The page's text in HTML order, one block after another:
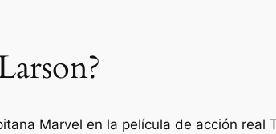
Marvel en la película de acción real